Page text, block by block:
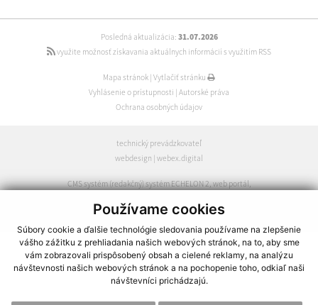
Používame cookies
Súbory cookie a ďalšie technológie sledovania používame na zlepšenie
vášho zážitku z prehliadania našich webových stránok, na to, aby sme
vám zobrazovali prispôsobený obsah a cielené reklamy, na analýzu
návštevnosti našich webových stránok a na pochopenie toho, odkiaľ naši
návštevníci prichádzajú.
Posledná aktualizácia: 31.07.2026
využite možnosť získavania aktuálnych informácií s využitím RSS
Mapa stránok | Vytlačiť stránku
Vyhlásenie o prístupnosti | Autorské práva
Ochrana osobných údajov
technický prevádzkovateľ
webdesign | webex.digital
CMS systém (redakčný) systém ECHELON 2,web portál,
spoločnosť webex.digital